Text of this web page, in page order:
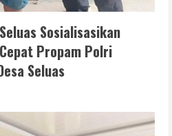
Sosialisasikan
Propam Polri
Seluas